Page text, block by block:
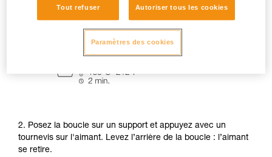
2. Posez la boucle sur un support et appuyez avec un
tournevis sur l'aimant. Levez l’arrière de la boucle : l’aimant
se retire.
Tout refuser Autoriser tous les cookies
Paramètres des cookies